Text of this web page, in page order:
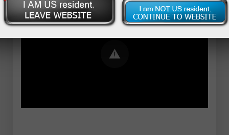
Error loading YouTube: Video could not be
played